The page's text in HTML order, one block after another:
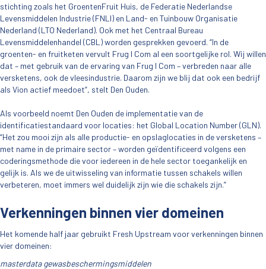
stichting zoals het GroentenFruit Huis, de Federatie Nederlandse
Levensmiddelen Industrie (FNLI) en Land- en Tuinbouw Organisatie
Nederland (LTO Nederland). Ook met het Centraal Bureau
Levensmiddelenhandel (CBL) worden gesprekken gevoerd. “In de
groenten- en fruitketen vervult Frug I Com al een soortgelijke rol. Wij willen
dat – met gebruik van de ervaring van Frug I Com – verbreden naar alle
versketens, ook de vleesindustrie. Daarom zijn we blij dat ook een bedrijf
als Vion actief meedoet”, stelt Den Ouden.
Als voorbeeld noemt Den Ouden de implementatie van de
identificatiestandaard voor locaties: het Global Location Number (GLN).
“Het zou mooi zijn als alle productie- en opslaglocaties in de versketens –
met name in de primaire sector – worden geïdentificeerd volgens een
coderingsmethode die voor iedereen in de hele sector toegankelijk en
gelijk is. Als we de uitwisseling van informatie tussen schakels willen
verbeteren, moet immers wel duidelijk zijn wie die schakels zijn.”
Verkenningen binnen vier domeinen
Het komende half jaar gebruikt Fresh Upstream voor verkenningen binnen
vier domeinen:
masterdata gewasbeschermingsmiddelen